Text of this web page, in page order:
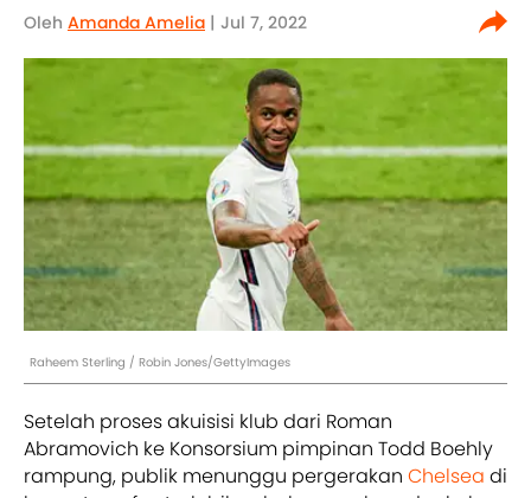
Oleh Amanda Amelia | Jul 7, 2022
Raheem Sterling / Robin Jones/GettyImages
Setelah proses akuisisi klub dari Roman
Abramovich ke Konsorsium pimpinan Todd Boehly
rampung, publik menunggu pergerakan Chelsea di